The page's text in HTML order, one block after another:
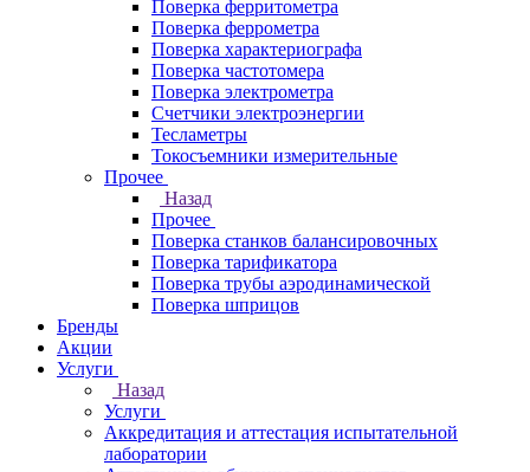
Поверка ферритометра
Поверка феррометра
Поверка характериографа
Поверка частотомера
Поверка электрометра
Счетчики электроэнергии
Тесламетры
Токосъемники измерительные
Прочее
Назад
Прочее
Поверка станков балансировочных
Поверка тарификатора
Поверка трубы аэродинамической
Поверка шприцов
Бренды
Акции
Услуги
Назад
Услуги
Аккредитация и аттестация испытательной
лаборатории